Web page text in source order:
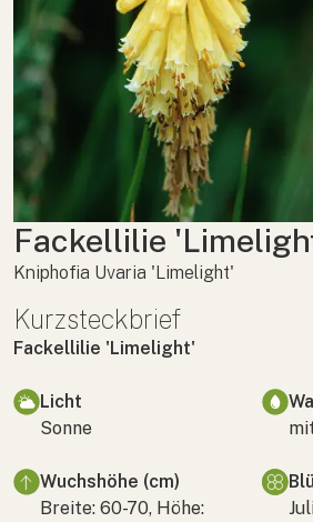
Fackellilie
Kniphofia Uvaria 'Limelight'
Kurzsteckbrief
Fackellilie 'Limelight'
Licht
Sonne
Wuchshöhe (cm)
Breite: 60-70, Höhe: